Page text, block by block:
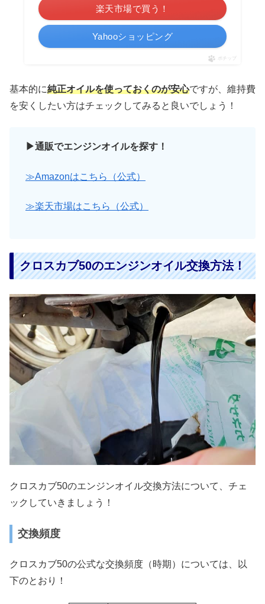
楽天市場で買う！
Yahooショッピング
ポチップ
基本的に純正オイルを使っておくのが安心ですが、維持費
を安くしたい方はチェックしてみると良いでしょう！
▶通販でエンジンオイルを探す！
≫Amazonはこちら（公式）
≫楽天市場はこちら（公式）
クロスカブ50のエンジンオイル交換方法！
クロスカブ50のエンジンオイル交換方法について、チェ
ックしていきましょう！
交換頻度
クロスカブ50の公式な交換頻度（時期）については、以
下のとおり！